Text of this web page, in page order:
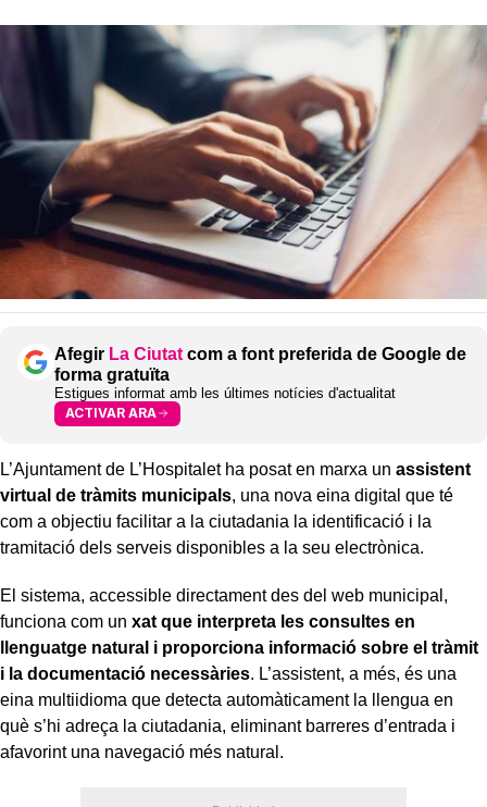
Afegir La Ciutat com a font preferida de Google de
forma gratuïta
Estigues informat amb les últimes notícies d'actualitat
ACTIVAR ARA
L’Ajuntament de L’Hospitalet ha posat en marxa un assistent
virtual de tràmits municipals, una nova eina digital que té
com a objectiu facilitar a la ciutadania la identificació i la
tramitació dels serveis disponibles a la seu electrònica.
El sistema, accessible directament des del web municipal,
funciona com un xat que interpreta les consultes en
llenguatge natural i proporciona informació sobre el tràmit
i la documentació necessàries. L’assistent, a més, és una
eina multiidioma que detecta automàticament la llengua en
què s’hi adreça la ciutadania, eliminant barreres d’entrada i
afavorint una navegació més natural.